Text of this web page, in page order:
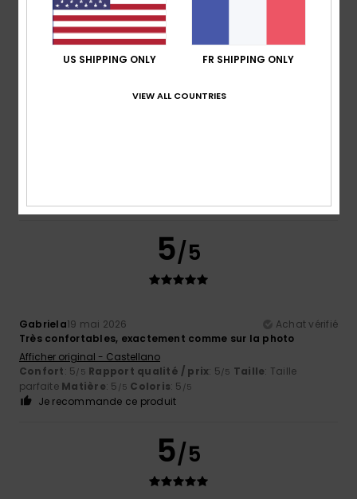
Je recommande ce produit
5
5/5
Gabriela19 mai 2026
Achat vérifié
Très confortables, exactement comme sur la photo
Afficher original - Castellano
Confort: 5/5 Rapport qualité / prix: 5/5 Taille: Taille
parfaite Matière: 5 /5 Coloris: 5 /5
Je recommande ce produit
5/5
US SHIPPING ONLY FR SHIPPING ONLY
VIEW ALL COUNTRIES